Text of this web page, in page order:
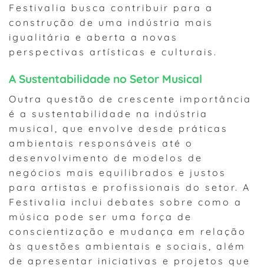
Festivalia busca contribuir para a
construção de uma indústria mais
igualitária e aberta a novas
perspectivas artísticas e culturais.
A Sustentabilidade no Setor Musical
Outra questão de crescente importância
é a sustentabilidade na indústria
musical, que envolve desde práticas
ambientais responsáveis até o
desenvolvimento de modelos de
negócios mais equilibrados e justos
para artistas e profissionais do setor. A
Festivalia inclui debates sobre como a
música pode ser uma força de
conscientização e mudança em relação
às questões ambientais e sociais, além
de apresentar iniciativas e projetos que